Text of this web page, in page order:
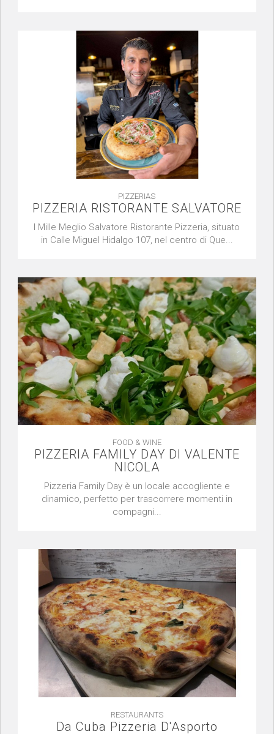
PIZZERIAS
PIZZERIA RISTORANTE SALVATORE
I Mille Meglio Salvatore Ristorante Pizzeria, situato
in Calle Miguel Hidalgo 107, nel centro di Que...
FOOD & WINE
PIZZERIA FAMILY DAY DI VALENTE
NICOLA
Pizzeria Family Day è un locale accogliente e
dinamico, perfetto per trascorrere momenti in
compagni...
RESTAURANTS
Da Cuba Pizzeria D'Asporto